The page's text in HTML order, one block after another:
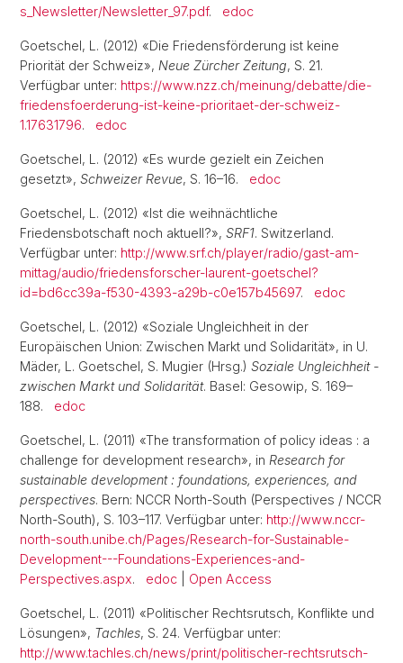
s_Newsletter/Newsletter_97.pdf. edoc
Goetschel, L. (2012) «Die Friedensförderung ist keine
Priorität der Schweiz», Neue Zürcher Zeitung, S. 21.
Verfügbar unter: https://www.nzz.ch/meinung/debatte/die-
friedensfoerderung-ist-keine-prioritaet-der-schweiz-
1.17631796. edoc
Goetschel, L. (2012) «Es wurde gezielt ein Zeichen
gesetzt», Schweizer Revue, S. 16–16. edoc
Goetschel, L. (2012) «Ist die weihnächtliche
Friedensbotschaft noch aktuell?», SRF1. Switzerland.
Verfügbar unter: http://www.srf.ch/player/radio/gast-am-
mittag/audio/friedensforscher-laurent-goetschel?
id=bd6cc39a-f530-4393-a29b-c0e157b45697. edoc
Goetschel, L. (2012) «Soziale Ungleichheit in der
Europäischen Union: Zwischen Markt und Solidarität», in U.
Mäder, L. Goetschel, S. Mugier (Hrsg.) Soziale Ungleichheit -
zwischen Markt und Solidarität. Basel: Gesowip, S. 169–
188. edoc
Goetschel, L. (2011) «The transformation of policy ideas : a
challenge for development research», in Research for
sustainable development : foundations, experiences, and
perspectives. Bern: NCCR North-South (Perspectives / NCCR
North-South), S. 103–117. Verfügbar unter: http://www.nccr-
north-south.unibe.ch/Pages/Research-for-Sustainable-
Development---Foundations-Experiences-and-
Perspectives.aspx. edoc Open Access
Goetschel, L. (2011) «Politischer Rechtsrutsch, Konflikte und
Lösungen», Tachles, S. 24. Verfügbar unter:
http://www.tachles.ch/news/print/politischer-rechtsrutsch-